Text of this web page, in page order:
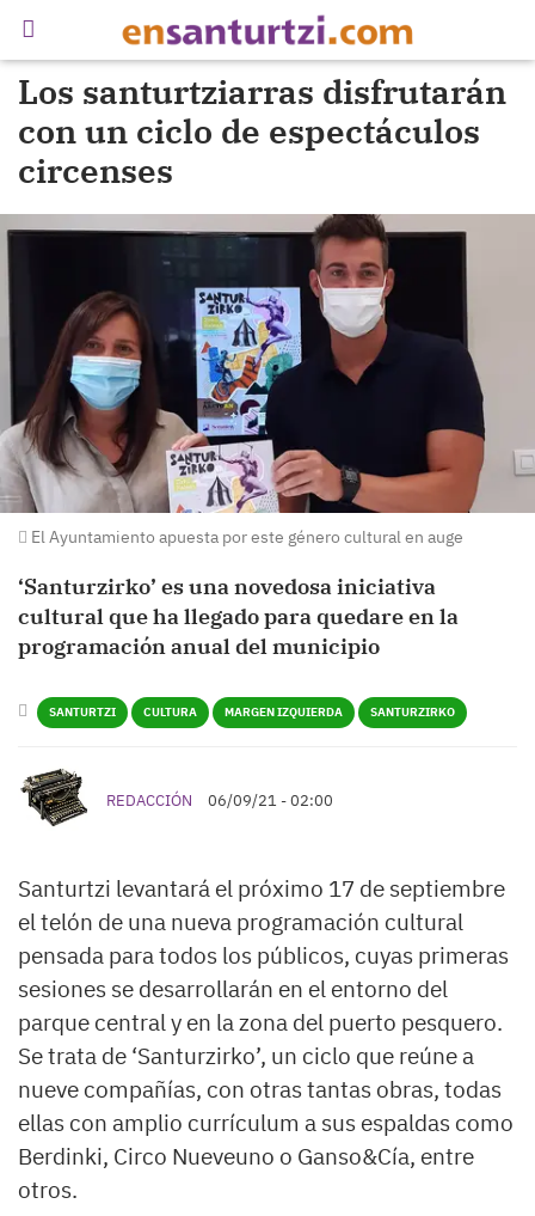
Los santurtziarras disfrutarán
con un ciclo de espectáculos
circenses
El Ayuntamiento apuesta por este género cultural en auge
‘Santurzirko’ es una novedosa iniciativa
cultural que ha llegado para quedare en la
programación anual del municipio
SANTURTZI CULTURA MARGEN IZQUIERDA SANTURZIRKO
REDACCIÓN 06/09/21 - 02:00
Santurtzi levantará el próximo 17 de septiembre
el telón de una nueva programación cultural
pensada para todos los públicos, cuyas primeras
sesiones se desarrollarán en el entorno del
parque central y en la zona del puerto pesquero.
Se trata de ‘Santurzirko’, un ciclo que reúne a
nueve compañías, con otras tantas obras, todas
ellas con amplio currículum a sus espaldas como
Berdinki, Circo Nueveuno o Ganso&Cía, entre
otros.